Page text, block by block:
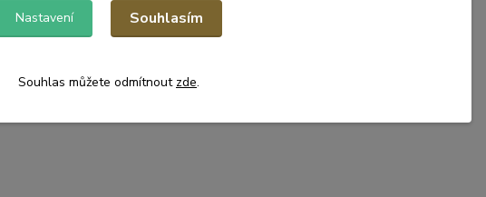
Nastavení Souhlasím
Souhlas můžete odmítnout zde.